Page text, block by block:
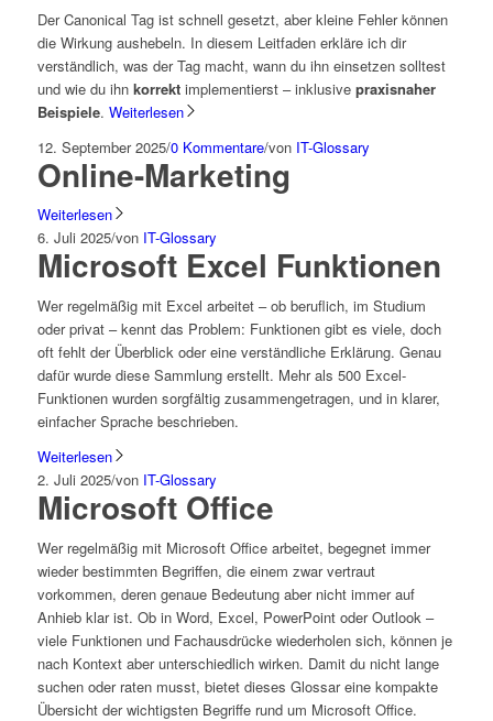
Der Canonical Tag ist schnell gesetzt, aber kleine Fehler können
die Wirkung aushebeln. In diesem Leitfaden erkläre ich dir
verständlich, was der Tag macht, wann du ihn einsetzen solltest
und wie du ihn korrektimplementierst – inklusive praxisnaher
Beispiele. Weiterlesen
12. September 2025/0 Kommentare/von IT-Glossary
Online-Marketing
Weiterlesen
6. Juli 2025/von IT-Glossary
Microsoft Excel Funktionen
Wer regelmäßig mit Excel arbeitet – ob beruflich, im Studium
oder privat – kennt das Problem: Funktionen gibt es viele, doch
oft fehlt der Überblick oder eine verständliche Erklärung. Genau
dafür wurde diese Sammlung erstellt. Mehr als 500 Excel-
Funktionen wurden sorgfältig zusammengetragen, und in klarer,
einfacher Sprache beschrieben.
Weiterlesen
2. Juli 2025/von IT-Glossary
Microsoft Office
Wer regelmäßig mit Microsoft Office arbeitet, begegnet immer
wieder bestimmten Begriffen, die einem zwar vertraut
vorkommen, deren genaue Bedeutung aber nicht immer auf
Anhieb klar ist. Ob in Word, Excel, PowerPoint oder Outlook –
viele Funktionen und Fachausdrücke wiederholen sich, können je
nach Kontext aber unterschiedlich wirken. Damit du nicht lange
suchen oder raten musst, bietet dieses Glossar eine kompakte
Übersicht der wichtigsten Begriffe rund um Microsoft Office.